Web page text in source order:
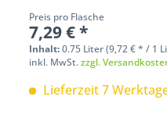
Preis pro Flasche
7,29 € *
Inhalt:0.75 Liter (9,72 € * / 1
inkl. MwSt.zzgl.
Lieferzeit 7